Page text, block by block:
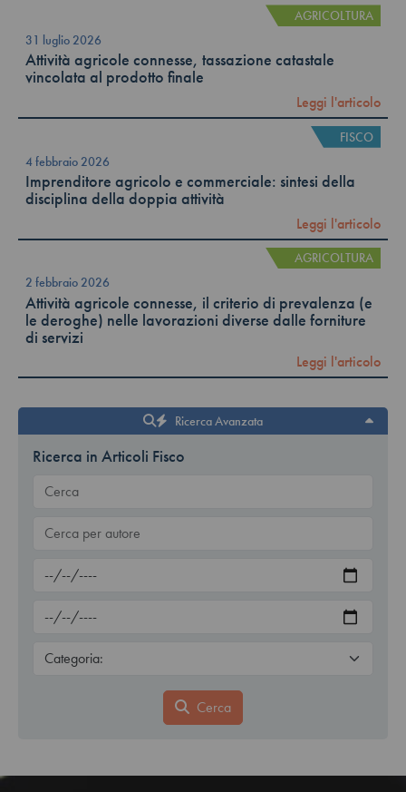
AGRICOLTURA
31 luglio 2026
Attività agricole connesse, tassazione catastale
vincolata al prodotto finale
Leggi l'articolo
FISCO
4 febbraio 2026
Imprenditore agricolo e commerciale: sintesi della
disciplina della doppia attività
Leggi l'articolo
AGRICOLTURA
2 febbraio 2026
Attività agricole connesse, il criterio di prevalenza (e
le deroghe) nelle lavorazioni diverse dalle forniture
di servizi
Leggi l'articolo
Ricerca Avanzata
Ricerca in Articoli Fisco
Cerca